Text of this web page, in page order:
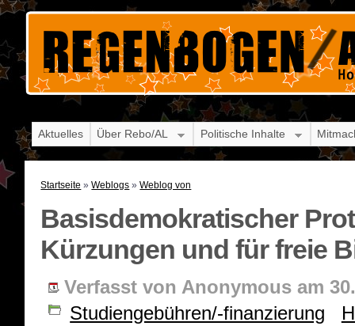
Aktuelles Über Rebo/AL Politische Inhalte
Startseite »Weblogs »Weblog von
Basisdemokratischer
Kürzungen und für freie
Verfasst von Anonymous am
Studiengebühren/-finanzierung